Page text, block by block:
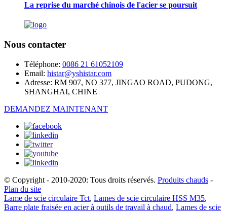
La reprise du marché chinois de l'acier se poursuit
Nous contacter
Téléphone: 0086 21 61052109
Email: histar@yshistar.com
Adresse: RM 907, NO 377, JINGAO ROAD, PUDONG,
SHANGHAI, CHINE
DEMANDEZ MAINTENANT
© Copyright - 2010-2020: Tous droits réservés. Produits chauds -
Plan du site
Lame de scie circulaire Tct, Lames de scie circulaire HSS M35,
Barre plate fraisée en acier à outils de travail à chaud, Lames de scie